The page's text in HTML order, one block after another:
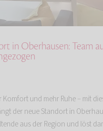
in Oberhausen: Team
Komfort und mehr Ruhe – mit
der neue Standort in
aus der Region und löst